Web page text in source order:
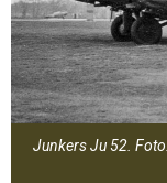
Junkers Ju 52.